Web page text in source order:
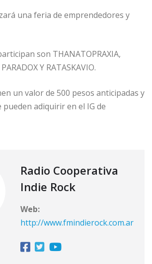
una feria de emprendedores y
son THANATOPRAXIA,
Y RATASKAVIO.
un valor de 500 pesos anticipadas y
pueden adiquirir en el IG de
Radio Cooperativa
Indie Rock
Web:
http://www.fmindierock.com.ar